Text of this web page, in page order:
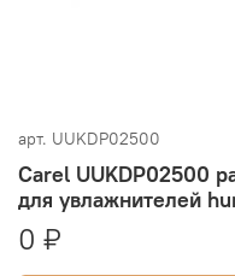
арт. UUKDP02500
Carel UUKDP02500
для увлажнителей
0 ₽